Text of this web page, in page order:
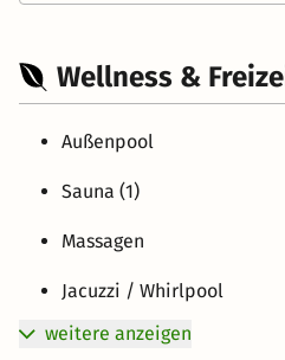
Wellness &
Außenpool
Sauna (1)
Massagen
Jacuzzi / Whirlpool
weitere anzeigen